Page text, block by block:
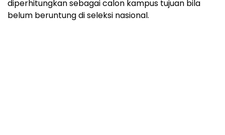
diperhitungkan sebagai calon kampus tujuan bila
belum beruntung di seleksi nasional.